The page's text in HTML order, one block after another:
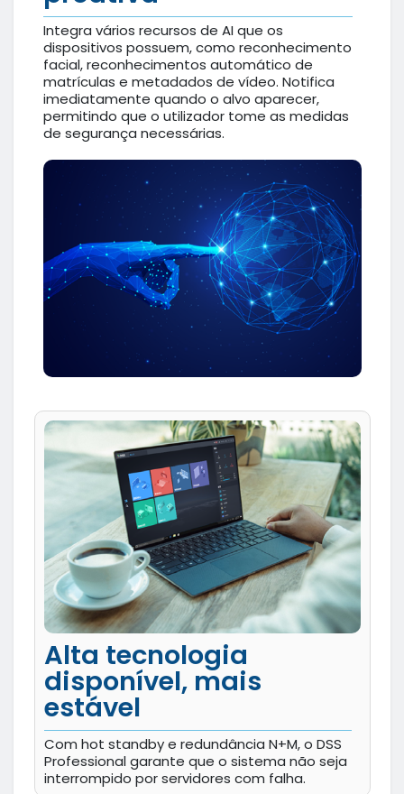
Integra vários recursos de AI que os
dispositivos possuem, como reconhecimento
facial, reconhecimentos automático de
matrículas e metadados de vídeo. Notifica
imediatamente quando o alvo aparecer,
permitindo que o utilizador tome as medidas
de segurança necessárias.
Alta tecnologia
disponível, mais
estável
Com hot standby e redundância N+M, o DSS
Professional garante que o sistema não seja
interrompido por servidores com falha.